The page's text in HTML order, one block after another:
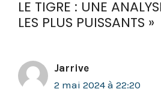
LE TIGRE : UNE
LES PLUS PUISSANTS »
Jarrive
2 mai 2024 à 22:20